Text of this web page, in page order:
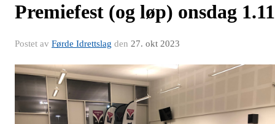
Premiefest (og løp) onsdag
Postet av Førde Idrettslag den 27. okt 2023